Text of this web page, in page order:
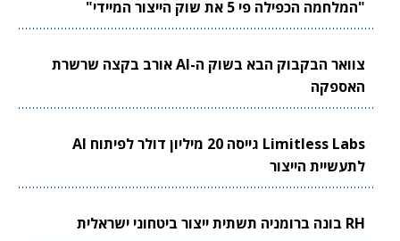
"המלחמה הכפילה פי 5 את שוק הייצור המיידי"
צוואר הבקבוק הבא בשוק ה-AI אורב בקצה שרשרת
האספקה
Limitless Labs גייסה 20 מיליון דולר לפיתוח AI
לתעשיית הייצור
RH בונה ברומניה תשתית ייצור ביטחוני ישראלית